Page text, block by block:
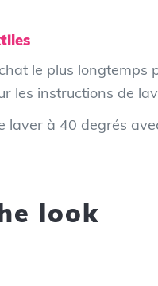
le plus longtemps
les instructions de
laver à 40 degrés
look